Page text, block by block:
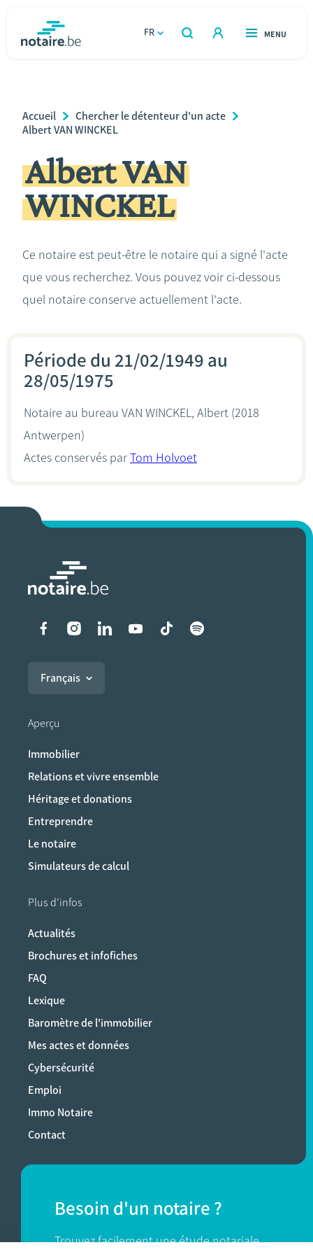
FR
OUVERT
RECHERCHER
OUVERT
MENU
Relations et vivre ensemble
Héritage et donations
Entreprendre
Calculateurs
Breadcrumb
Accueil
Chercher le détenteur d'un acte
Albert VAN WINCKEL
Albert VAN
WINCKEL
Ce notaire est peut-être le notaire qui a signé l'acte
que vous recherchez. Vous pouvez voir ci-dessous
quel notaire conserve actuellement l'acte.
Période du 21/02/1949 au
28/05/1975
Notaire au bureau VAN WINCKEL, Albert (2018
Antwerpen)
Actes conservés parTom Holvoet
Liens vers les réseaux
Français
Aperçu
Immobilier
Relations et vivre ensemble
Héritage et donations
Entreprendre
Le notaire
Simulateurs de calcul
Plus d'infos
Actualités
Brochures et infofiches
FAQ
Lexique
Baromètre de l'immobilier
Mes actes et données
Cybersécurité
Emploi
Immo Notaire
Contact
Besoin d'un notaire ?
Trouvez facilement une étude notariale